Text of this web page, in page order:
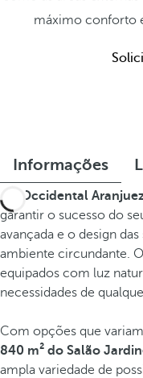
máximo conforto
Informações
No Occidental
garantir o sucesso do
avançada e o design
ambiente circundante.
equipados com luz
necessidades de
Com opções que
840 m² do Salão
ampla variedade de